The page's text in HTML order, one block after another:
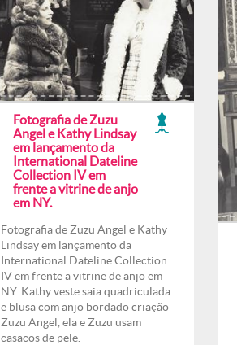
Fotografia de Zuzu
Angel e Kathy Lindsay
em lançamento da
International Dateline
Collection IV em
frente a vitrine de anjo
em NY.
Fotografia de Zuzu Angel e Kathy
Lindsay em lançamento da
International Dateline Collection
IV em frente a vitrine de anjo em
NY. Kathy veste saia quadriculada
e blusa com anjo bordado criação
Zuzu Angel, ela e Zuzu usam
casacos de pele.